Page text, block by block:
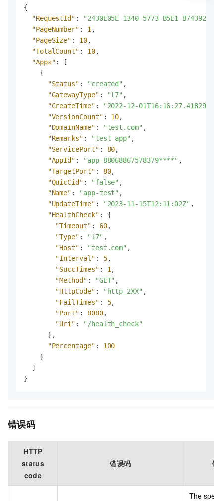
{
"RequestId" :
"2430E05E-1340-5773-B5E1-
"PageNumber" : 1 ,
"PageSize" : 10,
"TotalCount" : 10,
"Apps" :
[
{
"Status" : "created" ,
"GatewayType" : "l7" ,
"CreateTime" :
"2022-12-
"VersionCount" : 10,
"DomainName" : "test.com" ,
"Remarks" : "test app" ,
"ServicePort" : 80,
"AppId" : "app-88068867578379****" ,
"TargetPort" : 80,
"QuicCid" : "false" ,
"Name" : "app-test" ,
"UpdateTime" : "2023-11-15T12:11:02Z" ,
"HealthCheck" :
{
"Timeout" : 60,
"Type" : "l7" ,
"Host" : "test.com" ,
"Interval" : 5,
"SuccTimes" : 1 ,
"Method" : "GET" ,
"HttpCode" : "http_2XX" ,
"FailTimes" : 5,
"Port" : 8080,
"Uri" :
"/health_check"
} ,
"Percentage" :
100
}
]
}
错误码
HTTP
status
code
错误码 错
The